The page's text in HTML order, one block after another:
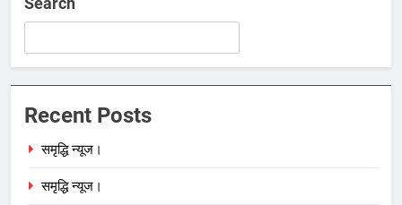
Recent Posts
समृद्धि न्यूज।
समृद्धि न्यूज।